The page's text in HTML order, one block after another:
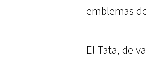
emblemas
El Tata, de